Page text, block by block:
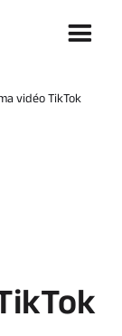
vidéo TikTok